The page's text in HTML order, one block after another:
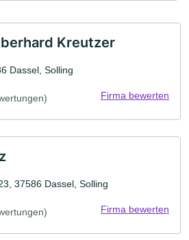
Kreutzer
Dassel, Solling
Firma bewerten
37586 Dassel, Solling
Firma bewerten